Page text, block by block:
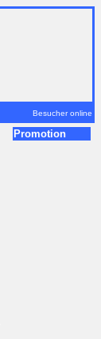
Besucher online
Promotion